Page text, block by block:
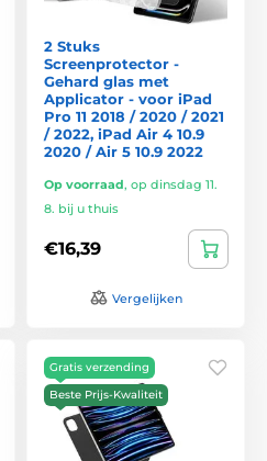
2 Stuks
Screenprotector -
Gehard glas met
Applicator - voor iPad
Pro 11 2018 / 2020 / 2021
/ 2022, iPad Air 4 10.9
2020 / Air 5 10.9 2022
Op voorraad, op dinsdag 11.
8. bij u thuis
€16,39
Vergelijken
Gratis verzending
Beste Prijs-Kwaliteit